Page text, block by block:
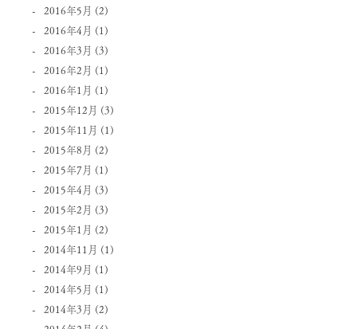
2016年5月 (2)
2016年4月 (1)
2016年3月 (3)
2016年2月 (1)
2016年1月 (1)
2015年12月 (3)
2015年11月 (1)
2015年8月 (2)
2015年7月 (1)
2015年4月 (3)
2015年2月 (3)
2015年1月 (2)
2014年11月 (1)
2014年9月 (1)
2014年5月 (1)
2014年3月 (2)